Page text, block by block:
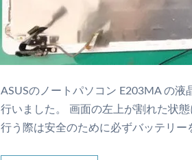
ASUSのノートパソコン E203MA の
行いました。 画面の左上が割れた状
行う際は安全のために必ずバッテリー